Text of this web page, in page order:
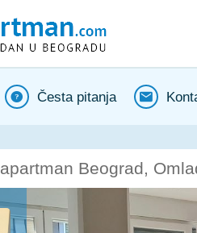
Česta pitanja
apartman Beograd,